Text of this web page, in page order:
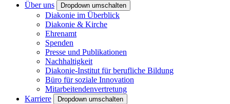
Über uns
Dropdown umschalten
Diakonie im Überblick
Diakonie & Kirche
Ehrenamt
Spenden
Presse und Publikationen
Nachhaltigkeit
Diakonie-Institut für berufliche Bildung
Büro für soziale Innovation
Mitarbeitendenvertretung
Karriere
Dropdown umschalten